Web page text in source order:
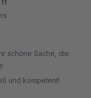
schöne Sache, die
und kompetent!